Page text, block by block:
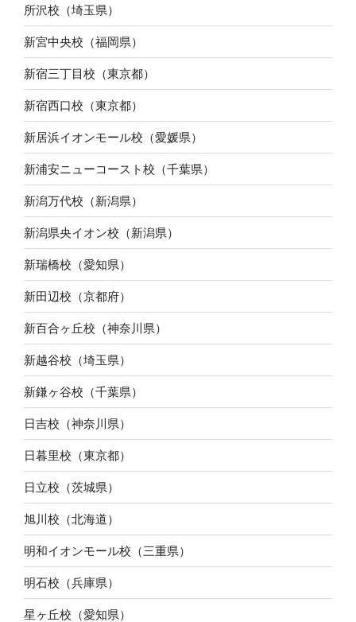
所沢校（埼玉県）
新宮中央校（福岡県）
新宿三丁目校（東京都）
新宿西口校（東京都）
新居浜イオンモール校（愛媛県）
新浦安ニューコースト校（千葉県）
新潟万代校（新潟県）
新潟県央イオン校（新潟県）
新瑞橋校（愛知県）
新田辺校（京都府）
新百合ヶ丘校（神奈川県）
新越谷校（埼玉県）
新鎌ヶ谷校（千葉県）
日吉校（神奈川県）
日暮里校（東京都）
日立校（茨城県）
旭川校（北海道）
明和イオンモール校（三重県）
明石校（兵庫県）
星ヶ丘校（愛知県）